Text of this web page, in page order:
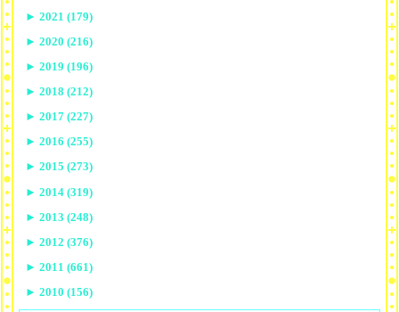
► 2021 (179)
► 2020 (216)
► 2019 (196)
► 2018 (212)
► 2017 (227)
► 2016 (255)
► 2015 (273)
► 2014 (319)
► 2013 (248)
► 2012 (376)
► 2011 (661)
► 2010 (156)